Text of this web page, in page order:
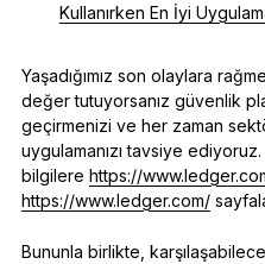
Kullanırken En İyi
Yaşadığımız son olaylara
değer tutuyorsanız güvenlik
geçirmenizi ve her zaman
uygulamanızı tavsiye
bilgilere https://
https://www.ledger.com/
Bununla birlikte,